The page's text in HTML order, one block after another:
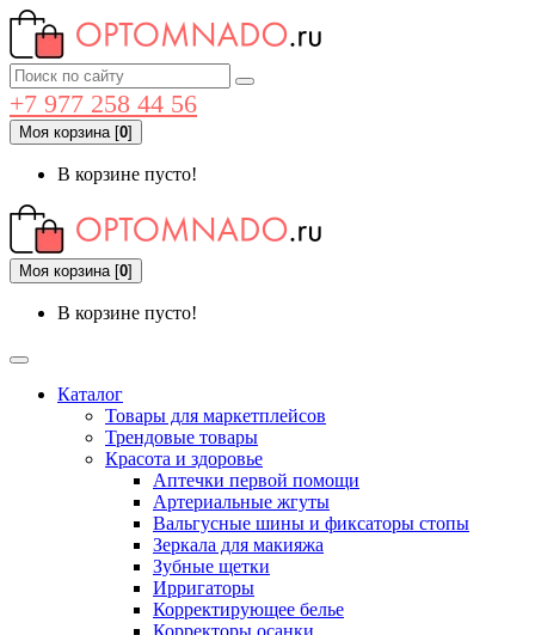
+7 977 258 44 56
Моя корзина[0]
В корзине пусто!
Моя корзина[0]
В корзине пусто!
Каталог
Товары для маркетплейсов
Трендовые товары
Красота и здоровье
Аптечки первой помощи
Артериальные жгуты
Вальгусные шины и фиксаторы стопы
Зеркала для макияжа
Зубные щетки
Ирригаторы
Корректирующее белье
Корректоры осанки